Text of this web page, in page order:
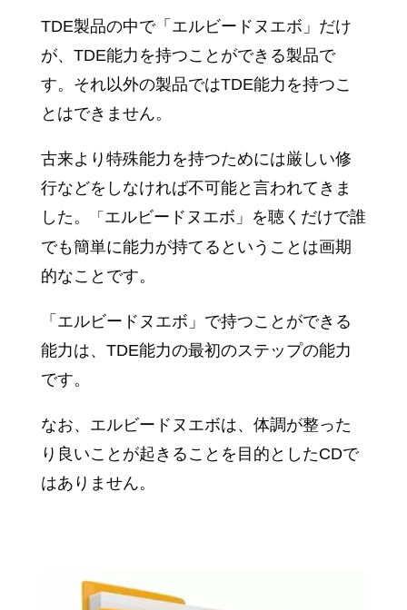
TDE製品の中で「エルビードヌエボ」だけ
が、TDE能力を持つことができる製品で
す。それ以外の製品ではTDE能力を持つこ
とはできません。
古来より特殊能力を持つためには厳しい修
行などをしなければ不可能と言われてきま
した。
「 エルビードヌエボ」を聴くだけで誰
でも簡単に能力が持てるということは画期
的なことです。
「エルビードヌエボ」で持つことができる
能力は、TDE能力の最初のステップの能力
です。
なお、エルビードヌエボは、体調が整った
り良いことが起きることを目的としたCDで
はありません。